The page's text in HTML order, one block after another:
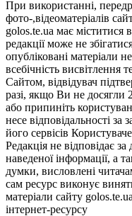
При використанні,
фото-,відеоматеріалів
golos.te.ua має міститися
редакції може не
опубліковані матеріали
всебічність
Сайтом, відвідувач
разі, якщо Ви не досягли
або припиніть
несе відповідальності за
його сервісів
Редакція не відповідає
наведеної інформації, а
думки, висловлені
сам ресурс виконує
матеріали сайту
інтернет-ресурсу